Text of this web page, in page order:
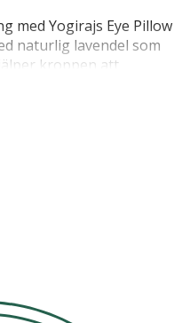
med Yogirajs Eye Pillow
naturlig lavendel som
kroppen att
meditation eller vid
sluter sig behagligt
till både
Fylld med
Fodralet kan
mascara, köp en